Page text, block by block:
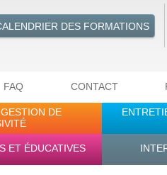
DES FORMATIONS
FAQ CONTACT
DE
ET ÉDUCATIVES